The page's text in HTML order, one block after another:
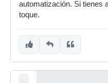
automatización. Si tienes
toque.